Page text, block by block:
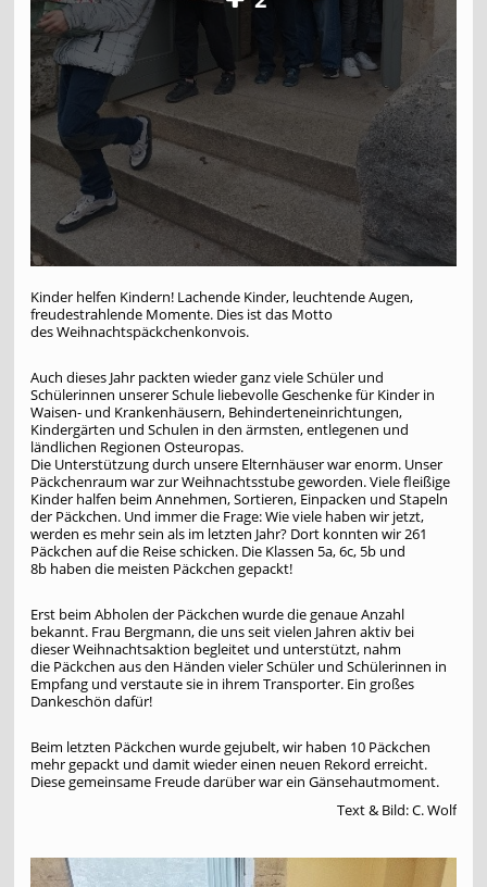
Kinder helfen Kindern! Lachende Kinder, leuchtende Augen,
freudestrahlende Momente. Dies ist das Motto
des Weihnachtspäckchenkonvois.
Auch dieses Jahr packten wieder ganz viele Schüler und
Schülerinnen unserer Schule liebevolle Geschenke für Kinder in
Waisen- und Krankenhäusern, Behinderteneinrichtungen,
Kindergärten und Schulen in den ärmsten, entlegenen und
ländlichen Regionen Osteuropas.
Die Unterstützung durch unsere Elternhäuser war enorm. Unser
Päckchenraum war zur Weihnachtsstube geworden. Viele fleißige
Kinder halfen beim Annehmen, Sortieren, Einpacken und Stapeln
der Päckchen. Und immer die Frage: Wie viele haben wir jetzt,
werden es mehr sein als im letzten Jahr? Dort konnten wir 261
Päckchen auf die Reise schicken. Die Klassen 5a, 6c, 5b und
8b haben die meisten Päckchen gepackt!
Erst beim Abholen der Päckchen wurde die genaue Anzahl
bekannt. Frau Bergmann, die uns seit vielen Jahren aktiv bei
dieser Weihnachtsaktion begleitet und unterstützt, nahm
die Päckchen aus den Händen vieler Schüler und Schülerinnen in
Empfang und verstaute sie in ihrem Transporter. Ein großes
Dankeschön dafür!
Beim letzten Päckchen wurde gejubelt, wir haben 10 Päckchen
mehr gepackt und damit wieder einen neuen Rekord erreicht.
Diese gemeinsame Freude darüber war ein Gänsehautmoment.
Text & Bild: C. Wolf